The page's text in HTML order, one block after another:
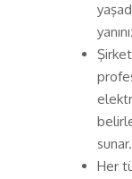
sunar.
Her